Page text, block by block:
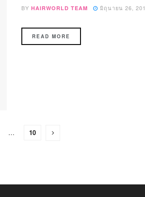
BY HAIRWORLD TEAM มิถุนายน 26,
READ MORE
… 10